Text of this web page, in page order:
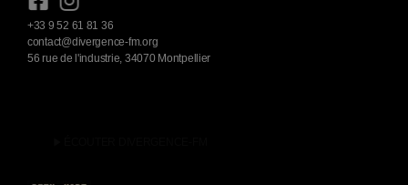
+33 9 52 61 81 36
contact@divergence-fm.org
56 rue de l'industrie, 34070 Montpellier